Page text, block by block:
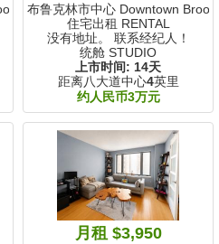
NY
布鲁克林市中心 Downtown
住宅出租 RENTAL
没有地址。 联系经纪人！
统舱 STUDIO
上市时间: 14天
距离八大道中心4英里
约人民币3万元
月租 $3,950